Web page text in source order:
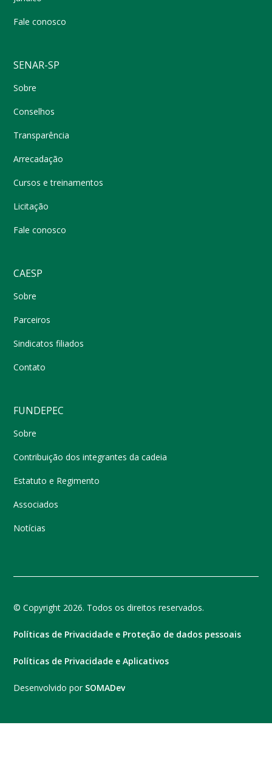
Fale conosco
SENAR-SP
Sobre
Conselhos
Transparência
Arrecadação
Cursos e treinamentos
Licitação
Fale conosco
CAESP
Sobre
Parceiros
Sindicatos filiados
Contato
FUNDEPEC
Sobre
Contribuição dos integrantes da cadeia
Estatuto e Regimento
Associados
Notícias
© Copyright 2026. Todos os direitos reservados.
Políticas de Privacidade e Proteção de dados pessoais
Políticas de Privacidade e Aplicativos
Desenvolvido por SOMADev